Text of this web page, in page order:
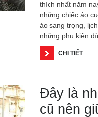
thích nhất năm
những chiếc áo
áo sang trọng,
những phụ kiện
CHI TIẾT
Đây là
cũ nên